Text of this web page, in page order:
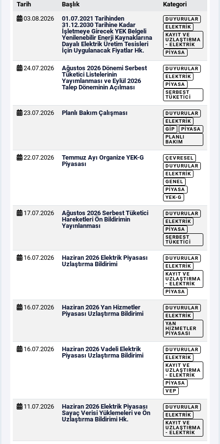
Tarih Başlık
Kategori
03.08.2026
01.07.2021 Tarihinden
31.12.2030 Tarihine Kadar
İşletmeye Girecek YEK Belgeli
Yenilenebilir Enerji Kaynaklarına
Dayalı Elektrik Üretim Tesisleri
İçin Uygulanacak Fiyatlar Hk.
DUYURULAR
ELEKTRIK
KAYIT VE
UZLAŞTIRMA
- ELEKTRIK
PIYASA
24.07.2026
Ağustos 2026 Dönemi Serbest
Tüketici Listelerinin
Yayımlanması ve Eylül 2026
Talep Döneminin Açılması
DUYURULAR
ELEKTRIK
PIYASA
SERBEST
TÜKETICI
23.07.2026 Planlı Bakım Çalışması
DUYURULAR
ELEKTRIK
GİP
PIYASA
PLANLI
BAKIM
22.07.2026
Temmuz Ayı Organize YEK-G
Piyasası
ÇEVRESEL
DUYURULAR
ELEKTRIK
GENEL
PIYASA
YEK-G
17.07.2026
Ağustos 2026 Serbest Tüketici
Hareketleri Ön Bildirimin
Yayınlanması
DUYURULAR
ELEKTRIK
PIYASA
SERBEST
TÜKETICI
16.07.2026
Haziran 2026 Elektrik Piyasası
Uzlaştırma Bildirimi
DUYURULAR
ELEKTRIK
KAYIT VE
UZLAŞTIRMA
- ELEKTRIK
PIYASA
16.07.2026
Haziran 2026 Yan Hizmetler
Piyasası Uzlaştırma Bildirimi
DUYURULAR
ELEKTRIK
YAN
HIZMETLER
PIYASASI
16.07.2026
Haziran 2026 Vadeli Elektrik
Piyasası Uzlaştırma Bildirimi
DUYURULAR
ELEKTRIK
KAYIT VE
UZLAŞTIRMA
- ELEKTRIK
PIYASA
VEP
11.07.2026
Haziran 2026 Elektrik Piyasası
Sayaç Verisi Yüklemeleri ve Ön
Uzlaştırma Bildirimi Hk.
DUYURULAR
ELEKTRIK
KAYIT VE
UZLAŞTIRMA
- ELEKTRIK